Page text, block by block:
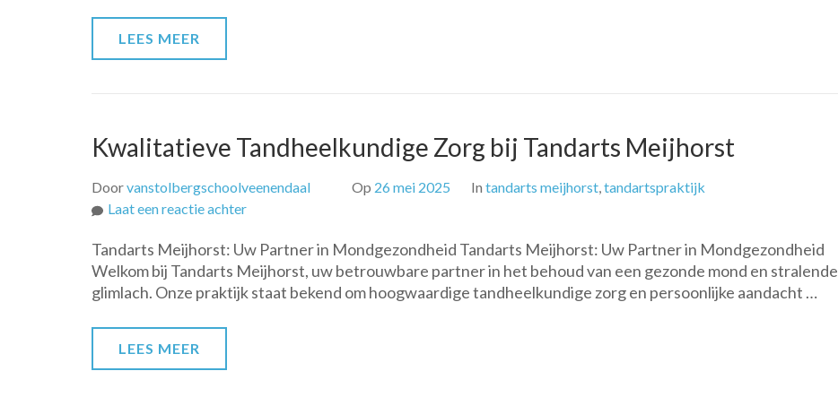
LEES MEER
Kwalitatieve Tandheelkundige Zorg bij Tandarts Meijhorst
Doorvanstolbergschoolveenendaal Op 26 mei 2025 In tandarts meijhorst,tandartspraktijk
Laat een reactie achterop
Tandheelkundige
Zorg
bij
Tandarts Meijhorst: Uw Partner in Mondgezondheid Tandarts Meijhorst: Uw Partner in Mondgezondheid
Welkom bij Tandarts Meijhorst, uw betrouwbare partner in het behoud van een gezonde mond en stralende
glimlach. Onze praktijk staat bekend om hoogwaardige tandheelkundige zorg en persoonlijke aandacht …
LEES MEER